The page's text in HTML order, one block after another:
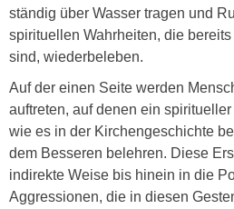
ständig über Wasser tragen und
spirituellen Wahrheiten, die
sind, wiederbeleben.
Auf der einen Seite werden
auftreten, auf denen ein
wie es in der Kirchengeschichte
dem Besseren belehren. Diese
indirekte Weise bis hinein in die
Aggressionen, die in diesen